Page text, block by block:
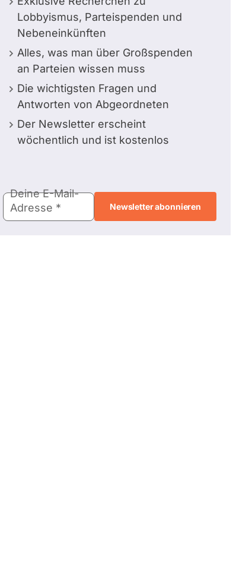
Lobbyismus, Parteispenden und
Nebeneinkünften
Alles, was man über Großspenden
an Parteien wissen muss
Die wichtigsten Fragen und
Antworten von Abgeordneten
Der Newsletter erscheint
wöchentlich und ist kostenlos
Mail-
Adresse
Deine E-Mail-
Adresse